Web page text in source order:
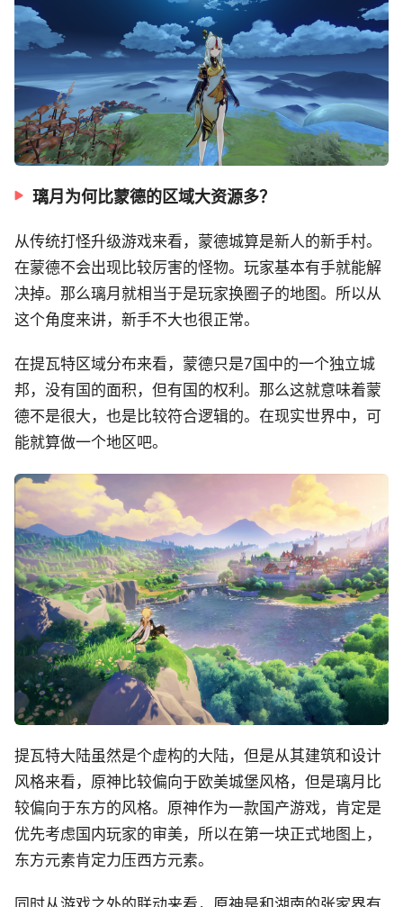
璃月为何比蒙德的区域大资源多？
从传统打怪升级游戏来看，蒙德城算是新人的新手村。
在蒙德不会出现比较厉害的怪物。玩家基本有手就能解
决掉。那么璃月就相当于是玩家换圈子的地图。所以从
这个角度来讲，新手不大也很正常。
在提瓦特区域分布来看，蒙德只是7国中的一个独立城
邦，没有国的面积，但有国的权利。那么这就意味着蒙
德不是很大，也是比较符合逻辑的。在现实世界中，可
能就算做一个地区吧。
提瓦特大陆虽然是个虚构的大陆，但是从其建筑和设计
风格来看，原神比较偏向于欧美城堡风格，但是璃月比
较偏向于东方的风格。原神作为一款国产游戏，肯定是
优先考虑国内玩家的审美，所以在第一块正式地图上，
东方元素肯定力压西方元素。